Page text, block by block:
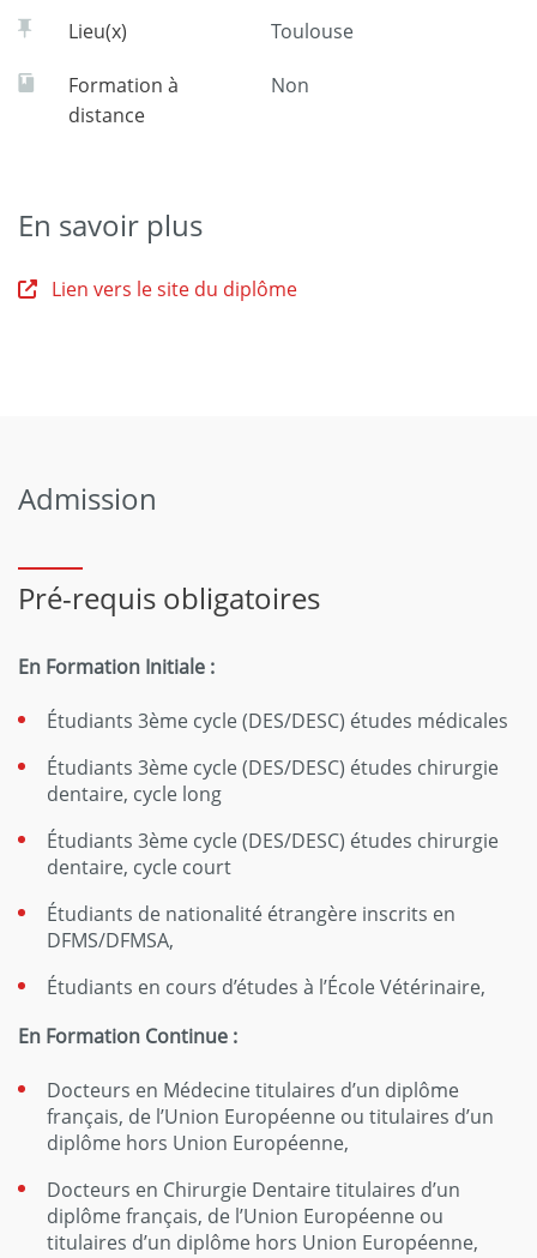
Lieu(x) Toulouse
Formation à
distance
Non
En savoir plus
Lien vers le site du diplôme
Admission
Pré-requis obligatoires
En Formation Initiale :
Étudiants 3ème cycle (DES/DESC) études médicales
Étudiants 3ème cycle (DES/DESC) études chirurgie
dentaire, cycle long
Étudiants 3ème cycle (DES/DESC) études chirurgie
dentaire, cycle court
Étudiants de nationalité étrangère inscrits en
DFMS/DFMSA,
Étudiants en cours d’études à l’École Vétérinaire,
En Formation Continue :
Docteurs en Médecine titulaires d’un diplôme
français, de l’Union Européenne ou titulaires d’un
diplôme hors Union Européenne,
Docteurs en Chirurgie Dentaire titulaires d’un
diplôme français, de l’Union Européenne ou
titulaires d’un diplôme hors Union Européenne,